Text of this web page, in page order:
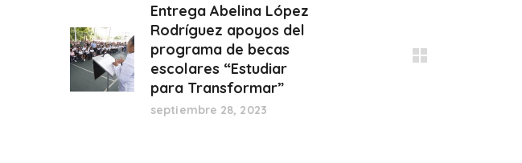
Entrega Abelina López
Rodríguez apoyos del
programa de becas
escolares “Estudiar
para Transformar”
septiembre 28, 2023